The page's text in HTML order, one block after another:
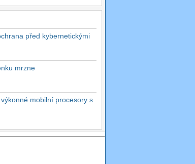
před kybernetickými
mrzne
mobilní procesory s